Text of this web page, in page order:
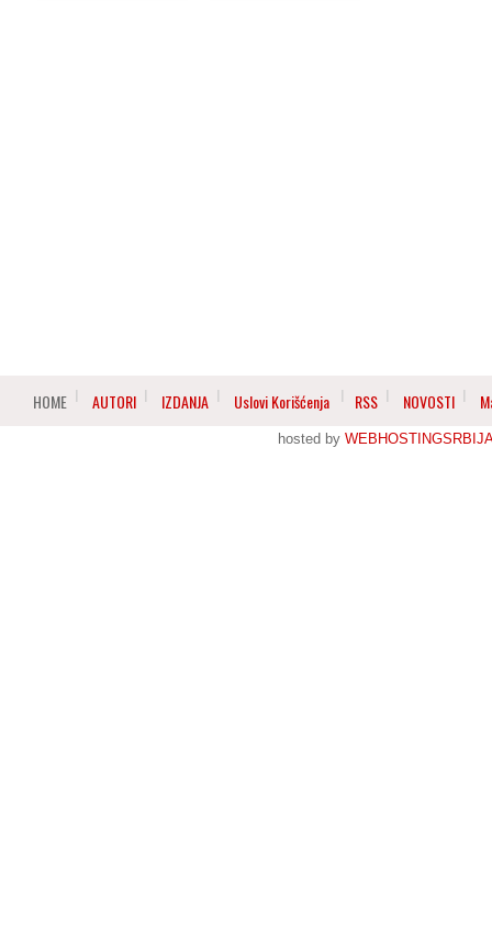
HOME AUTORI IZDANJA Uslovi Korišćenja RSS NOVOSTI
hosted by